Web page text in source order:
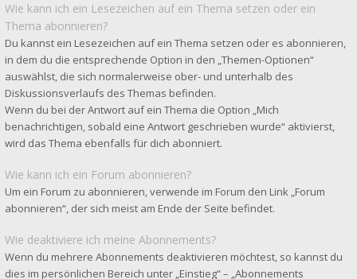
Wie kann ich ein Lesezeichen auf ein Thema setzen oder ein
Thema abonnieren?
Du kannst ein Lesezeichen auf ein Thema setzen oder es abonnieren,
in dem du die entsprechende Option in den „Themen-Optionen“
auswählst, die sich normalerweise ober- und unterhalb des
Diskussionsverlaufs des Themas befinden.
Wenn du bei der Antwort auf ein Thema die Option „Mich
benachrichtigen, sobald eine Antwort geschrieben wurde“ aktivierst,
wird das Thema ebenfalls für dich abonniert.
Wie kann ich ein Forum abonnieren?
Um ein Forum zu abonnieren, verwende im Forum den Link „Forum
abonnieren“, der sich meist am Ende der Seite befindet.
Wie deaktiviere ich meine Abonnements?
Wenn du mehrere Abonnements deaktivieren möchtest, so kannst du
dies im persönlichen Bereich unter „Einstieg“ – „Abonnements